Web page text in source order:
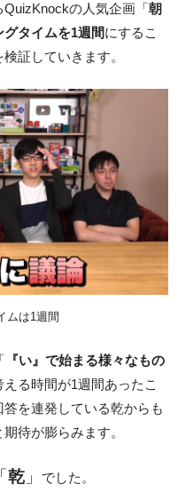
の人気企画「朝
グタイムを1週間にするこ
証していきます。
ムは1週間
『い』で始まる様々なもの
える時間が1週間あったこ
を連発している乾からも
待が膨らみます。
「 乾」 でした。